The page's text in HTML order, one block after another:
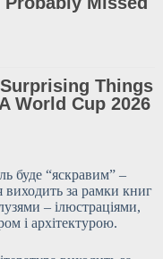
буде “яскравим” –
виходить за рамки книг
– ілюстраціями,
і архітектурою.